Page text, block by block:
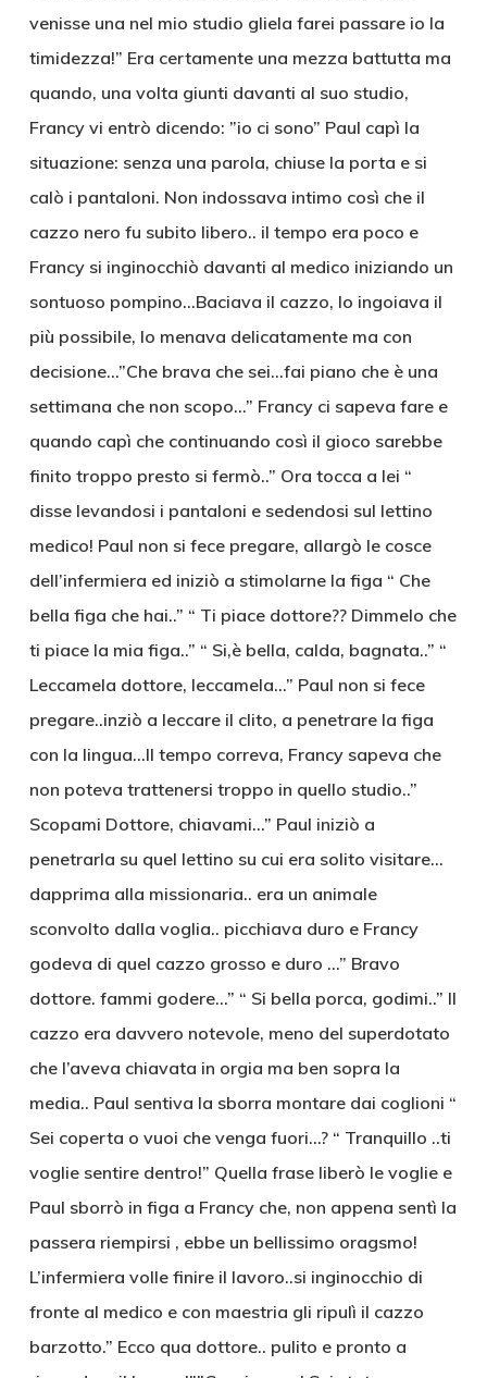
venisse una nel mio studio gliela farei passare io la
timidezza!” Era certamente una mezza battutta ma
quando, una volta giunti davanti al suo studio,
Francy vi entrò dicendo: ”io ci sono” Paul capì la
situazione: senza una parola, chiuse la porta e si
calò i pantaloni. Non indossava intimo così che il
cazzo nero fu subito libero.. il tempo era poco e
Francy si inginocchiò davanti al medico iniziando un
sontuoso pompino…Baciava il cazzo, lo ingoiava il
più possibile, lo menava delicatamente ma con
decisione…”Che brava che sei…fai piano che è una
settimana che non scopo…” Francy ci sapeva fare e
quando capì che continuando così il gioco sarebbe
finito troppo presto si fermò..” Ora tocca a lei “
disse levandosi i pantaloni e sedendosi sul lettino
medico! Paul non si fece pregare, allargò le cosce
dell’infermiera ed iniziò a stimolarne la figa “ Che
bella figa che hai..” “ Ti piace dottore?? Dimmelo che
ti piace la mia figa..” “ Si,è bella, calda, bagnata..” “
Leccamela dottore, leccamela…” Paul non si fece
pregare..inziò a leccare il clito, a penetrare la figa
con la lingua…Il tempo correva, Francy sapeva che
non poteva trattenersi troppo in quello studio..”
Scopami Dottore, chiavami…” Paul iniziò a
penetrarla su quel lettino su cui era solito visitare…
dapprima alla missionaria.. era un animale
sconvolto dalla voglia.. picchiava duro e Francy
godeva di quel cazzo grosso e duro …” Bravo
dottore. fammi godere…” “ Si bella porca, godimi..” Il
cazzo era davvero notevole, meno del superdotato
che l’aveva chiavata in orgia ma ben sopra la
media.. Paul sentiva la sborra montare dai coglioni “
Sei coperta o vuoi che venga fuori…? “ Tranquillo ..ti
voglie sentire dentro!” Quella frase liberò le voglie e
Paul sborrò in figa a Francy che, non appena sentì la
passera riempirsi , ebbe un bellissimo oragsmo!
L’infermiera volle finire il lavoro..si inginocchio di
fronte al medico e con maestria gli ripulì il cazzo
barzotto.” Ecco qua dottore.. pulito e pronto a